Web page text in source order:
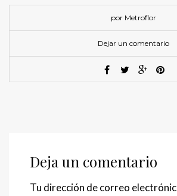
por Metroflor
Dejar un comentario
Deja un comentario
Tu dirección de correo